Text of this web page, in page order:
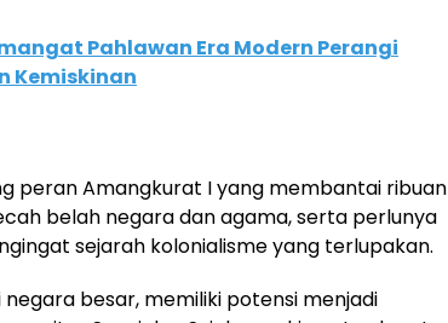
Pahlawan Era Modern Perangi
Kemiskinan
peran Amangkurat I yang membantai ribuan
belah negara dan agama, serta perlunya
sejarah kolonialisme yang terlupakan.
negara besar, memiliki potensi menjadi